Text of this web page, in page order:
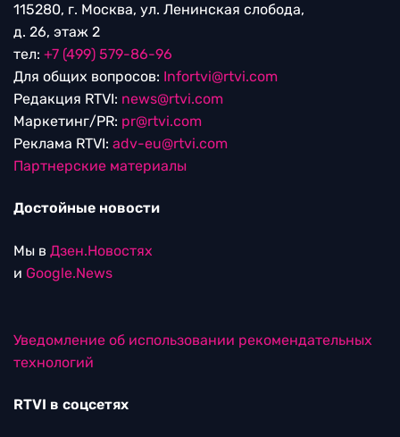
115280, г. Москва, ул. Ленинская слобода,
д. 26, этаж 2
тел: +7 (499) 579-86-96
Для общих вопросов: Infortvi@rtvi.com
Редакция RTVI: news@rtvi.com
Маркетинг/PR: pr@rtvi.com
Реклама RTVI: adv-eu@rtvi.com
Партнерские материалы
Достойные новости
Мы в Дзен.Новостях
и Google.News
Уведомление об использовании рекомендательных
технологий
RTVI в соцсетях